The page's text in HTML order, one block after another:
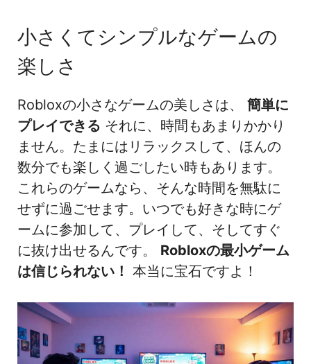
小さくてシンプルなゲームの
楽しさ
Robloxの小さなゲームの美しさは、 簡単に
プレイできる それに、時間もあまりかかり
ません。たまにはリラックスして、ほんの
数分でも楽しく過ごしたい時もあります。
これらのゲームなら、そんな時間を無駄に
せずに過ごせます。いつでも好きな時にゲ
ームに参加して、プレイして、そしてすぐ
に抜け出せるんです。 Robloxの最小ゲーム
は信じられない！ 本当に宝石ですよ！